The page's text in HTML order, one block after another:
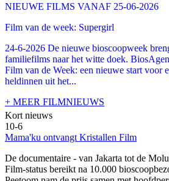
NIEUWE FILMS VANAF 25-06-2026
Film van de week: Supergirl
24-6-2026 De nieuwe bioscoopweek
familiefilms naar het witte doek.
Film van de Week: een nieuwe start voor
heldinnen uit het...
+ MEER FILMNIEUWS
Kort nieuws
10-6
Mama'ku ontvangt Kristallen Film
De documentaire - van Jakarta tot de
Film-status bereikt na 10.000